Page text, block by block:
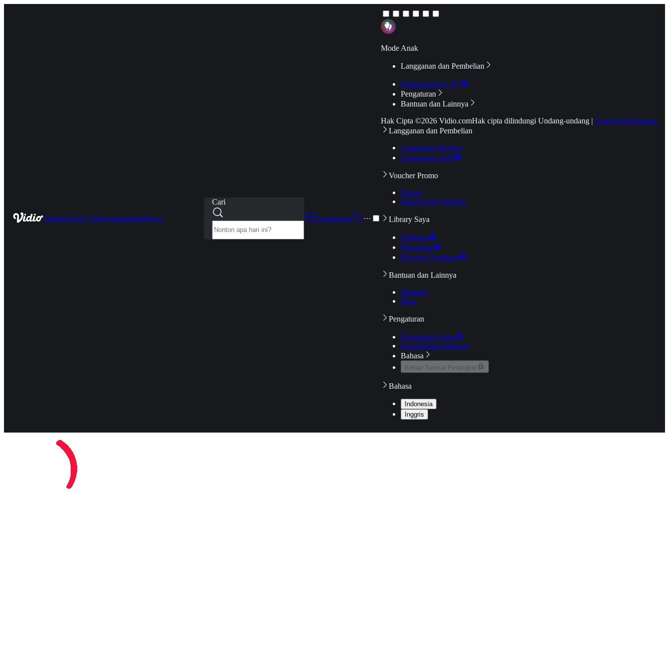
HomeLiveTV ShowSportsKidsNews
Cari
Langganan
···
Mode Anak
Langganan dan Pembelian
Hubungkan ke TV
Pengaturan
Bantuan dan Lainnya
Hak Cipta ©2026 Vidio.comHak cipta dilindungi Undang-undang | Syarat & Ketentuan
Langganan dan Pembelian
Langganan Premier
Langganan Aktif
Voucher Promo
Promo
Pakai Kode Voucher
Library Saya
Daftarku
Mengikuti
Riwayat Tontonan
Bantuan dan Lainnya
Bantuan
Blog
Pengaturan
Pengaturan Akun
Pemeriksaan Jaringan
Bahasa
Keluar Semua Perangkat
Bahasa
Indonesia
Inggris